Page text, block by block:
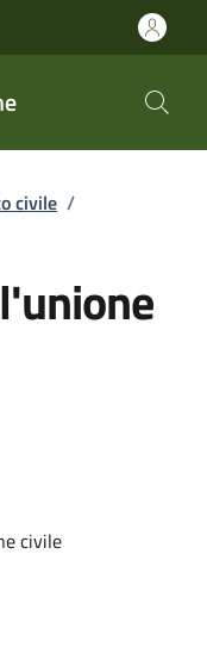
civile /
civile